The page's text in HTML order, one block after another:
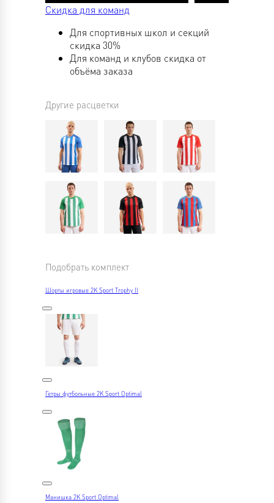
Скидка для команд
Для спортивных школ и секций
скидка 30%
Для команд и клубов скидка от
объёма заказа
Другие расцветки
Подобрать комплект
Шорты игровые 2K Sport Trophy II
Гетры футбольные 2K Sport Optimal
Манишка 2K Sport Optimal